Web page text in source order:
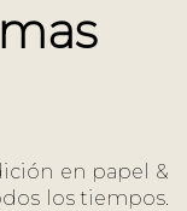
en papel &
los tiempos.